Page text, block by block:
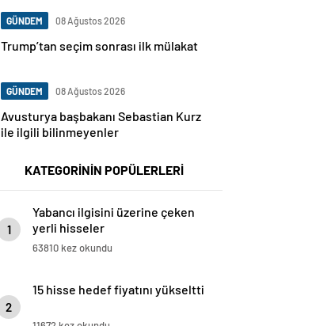
GÜNDEM 08 Ağustos 2026
Trump’tan seçim sonrası ilk mülakat
GÜNDEM 08 Ağustos 2026
Avusturya başbakanı Sebastian Kurz
ile ilgili bilinmeyenler
KATEGORİNİN POPÜLERLERİ
1
Yabancı ilgisini üzerine çeken
yerli hisseler
63810 kez okundu
2
15 hisse hedef fiyatını yükseltti